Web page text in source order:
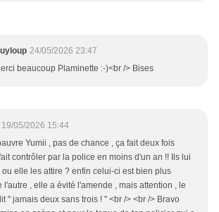
24/05/2026 23:47
beaucoup Plaminette :-)<br /> Bises
19/05/2026 15:44
Yumii , pas de chance , ça fait deux fois
contrôler par la police en moins d'un an !! Ils lui
elle les attire ? enfin celui-ci est bien plus
l'autre , elle a évité l'amende , mais attention , le
" jamais deux sans trois ! " <br /> <br /> Bravo